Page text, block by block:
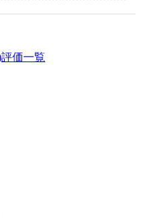
価一覧